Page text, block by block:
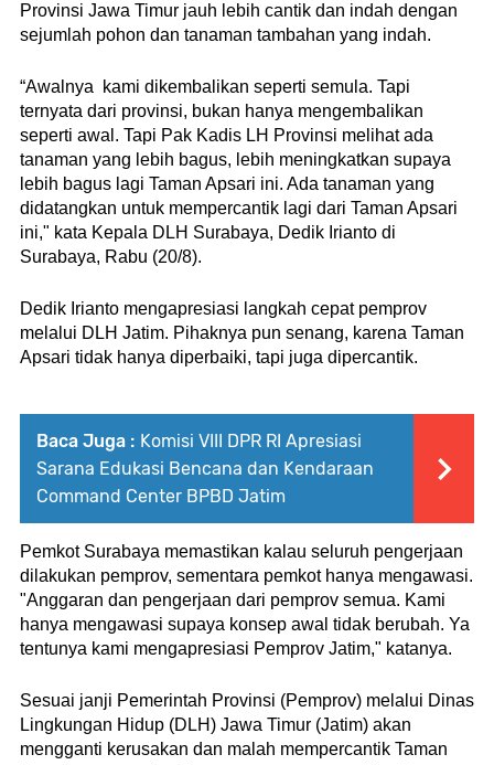
Provinsi Jawa Timur jauh lebih cantik dan indah dengan
sejumlah pohon dan tanaman tambahan yang indah.
“Awalnya  kami dikembalikan seperti semula. Tapi
ternyata dari provinsi, bukan hanya mengembalikan
seperti awal. Tapi Pak Kadis LH Provinsi melihat ada
tanaman yang lebih bagus, lebih meningkatkan supaya
lebih bagus lagi Taman Apsari ini. Ada tanaman yang
didatangkan untuk mempercantik lagi dari Taman Apsari
ini," kata Kepala DLH Surabaya, Dedik Irianto di
Surabaya, Rabu (20/8).
Dedik Irianto mengapresiasi langkah cepat pemprov
melalui DLH Jatim. Pihaknya pun senang, karena Taman
Apsari tidak hanya diperbaiki, tapi juga dipercantik.
Baca Juga : Komisi VIII DPR RI Apresiasi
Sarana Edukasi Bencana dan Kendaraan
Command Center BPBD Jatim
Pemkot Surabaya memastikan kalau seluruh pengerjaan
dilakukan pemprov, sementara pemkot hanya mengawasi.
"Anggaran dan pengerjaan dari pemprov semua. Kami
hanya mengawasi supaya konsep awal tidak berubah. Ya
tentunya kami mengapresiasi Pemprov Jatim," katanya.
Sesuai janji Pemerintah Provinsi (Pemprov) melalui Dinas
Lingkungan Hidup (DLH) Jawa Timur (Jatim) akan
mengganti kerusakan dan malah mempercantik Taman